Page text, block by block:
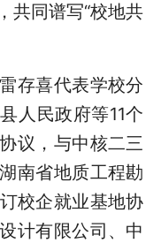
共同谱写“校地共
存喜代表学校分
人民政府等11个
议，与中核二三
南省地质工程勘
校企就业基地协
计有限公司、中